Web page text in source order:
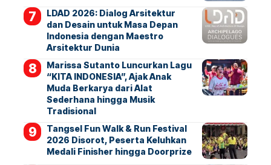
LDAD 2026: Dialog Arsitektur
dan Desain untuk Masa Depan
Indonesia dengan Maestro
Arsitektur Dunia
Marissa Sutanto Luncurkan Lagu
“KITA INDONESIA”, Ajak Anak
Muda Berkarya dari Alat
Sederhana hingga Musik
Tradisional
Tangsel Fun Walk & Run Festival
2026 Disorot, Peserta Keluhkan
Medali Finisher hingga Doorprize